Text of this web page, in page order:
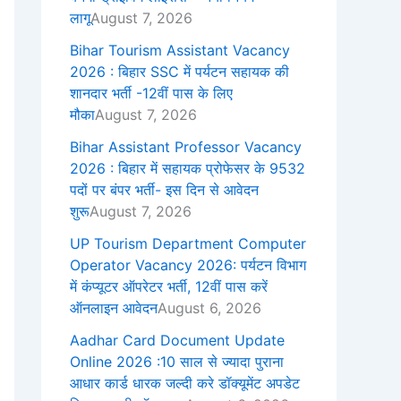
लागूAugust 7, 2026
Bihar Tourism Assistant Vacancy
2026 : बिहार SSC में पर्यटन सहायक की
शानदार भर्ती -12वीं पास के लिए
मौकाAugust 7, 2026
Bihar Assistant Professor Vacancy
2026 : बिहार में सहायक प्रोफेसर के 9532
पदों पर बंपर भर्ती- इस दिन से आवेदन
शुरूAugust 7, 2026
UP Tourism Department Computer
Operator Vacancy 2026: पर्यटन विभाग
में कंप्यूटर ऑपरेटर भर्ती, 12वीं पास करें
ऑनलाइन आवेदनAugust 6, 2026
Aadhar Card Document Update
Online 2026 :10 साल से ज्यादा पुराना
आधार कार्ड धारक जल्दी करे डॉक्यूमेंट अपडेट